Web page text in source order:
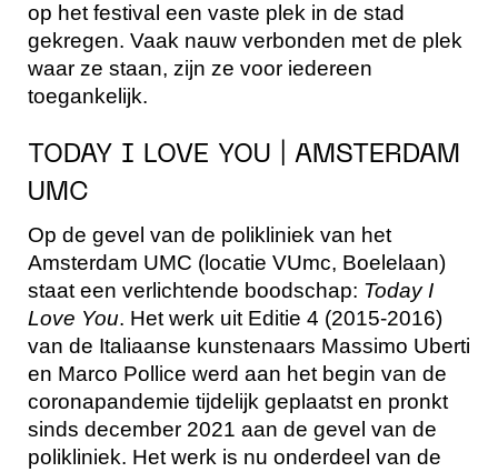
op het festival een vaste plek in de stad
gekregen. Vaak nauw verbonden met de plek
waar ze staan, zijn ze voor iedereen
toegankelijk.
TODAY I LOVE YOU | AMSTERDAM
UMC
Op de gevel van de polikliniek van het
Amsterdam UMC (locatie VUmc, Boelelaan)
staat een verlichtende boodschap: Today I
Love You. Het werk uit Editie 4 (2015-2016)
van de Italiaanse kunstenaars Massimo Uberti
en Marco Pollice werd aan het begin van de
coronapandemie tijdelijk geplaatst en pronkt
sinds december 2021 aan de gevel van de
polikliniek. Het werk is nu onderdeel van de